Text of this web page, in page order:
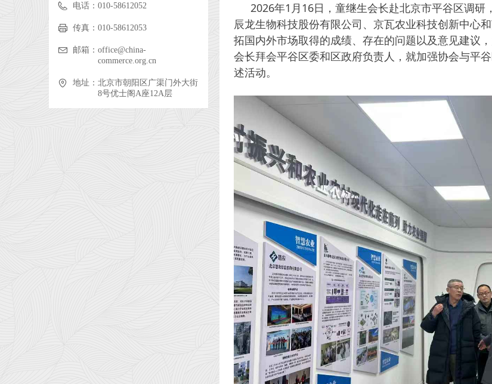
电话： 010-58612052
传真： 010-58612053
邮箱： office@china-
commerce.org.cn
地址： 北京市朝阳区广渠门外大街
8号优士阁A座12A层
2026年1月16日，童继生会长赴北京市平谷区调
辰龙生物科技股份有限公司、京瓦农业科技创新中心
拓国内外市场取得的成绩、存在的问题以及意见建议
会长拜会平谷区委和区政府负责人，就加强协会与平
述活动。